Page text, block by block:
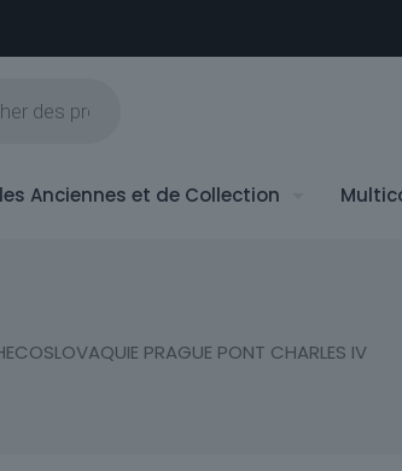
Anciennes et de Collection
PRAGUE PONT CHARLES IV